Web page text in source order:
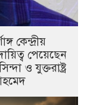
কেন্দ্রীয়
পেয়েছেন
ও যুক্তরাষ্ট্র